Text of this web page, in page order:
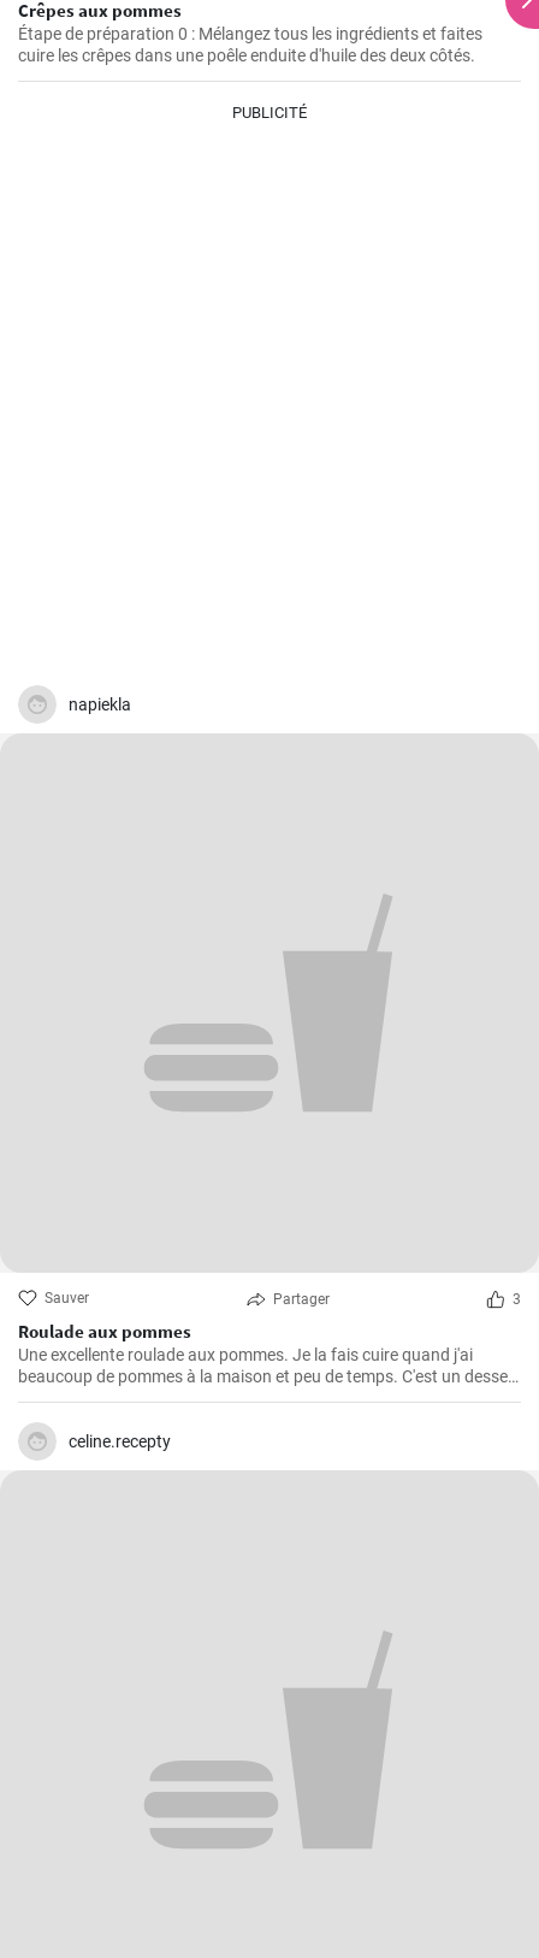
Crêpes aux pommes
Étape de préparation 0 : Mélangez tous les ingrédients et faites
cuire les crêpes dans une poêle enduite d'huile des deux côtés.
PUBLICITÉ
napiekla
Sauver Partager 3
Roulade aux pommes
Une excellente roulade aux pommes. Je la fais cuire quand j'ai
beaucoup de pommes à la maison et peu de temps. C'est un dessert
rapide et facile qui plait toujours.
celine.recepty